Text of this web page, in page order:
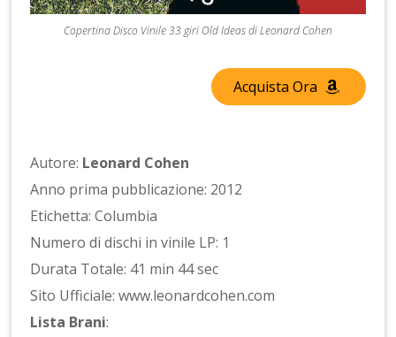
Copertina Disco Vinile 33 giri Old Ideas di Leonard Cohen
Acquista Ora
Autore: Leonard Cohen
Anno prima pubblicazione: 2012
Etichetta: Columbia
Numero di dischi in vinile LP: 1
Durata Totale: 41 min 44 sec
Sito Ufficiale: www.leonardcohen.com
Lista Brani: